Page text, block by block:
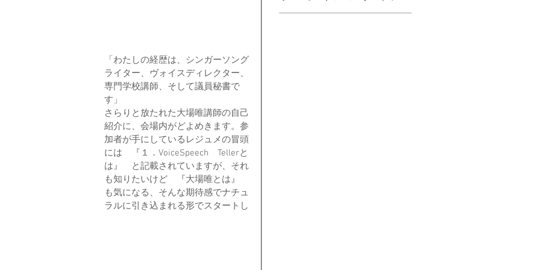
「わたしの経歴は、シンガーソング
ライター、ヴォイスディレクター、
専門学校講師、そして議員秘書で
す」
さらりと放たれた大場唯講師の自己
紹介に、会場内がどよめきます。参
加者が手にしているレジュメの冒頭
には　『１．VoiceSpeech　Tellerと
は』　と記載されていますが、それ
も知りたいけど　『大場唯とは』
も気になる、そんな期待感でナチュ
ラルに引き込まれる形でスタートし